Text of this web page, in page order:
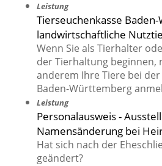
Leistung
Tierseuchenkasse
landwirtschaftliche
Wenn Sie als Tierhalter
der Tierhaltung beginnen,
anderem Ihre Tiere bei
Baden-Württemberg
Leistung
Personalausweis -
Namensänderung bei
Hat sich nach der
geändert?